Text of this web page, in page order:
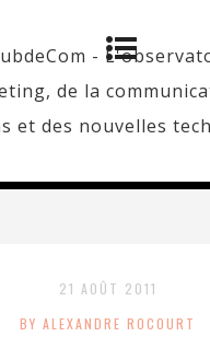
21 AOÛT 2011
BY ALEXANDRE ROCOURT